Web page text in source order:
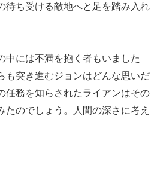
待ち受ける敵地へと足を踏み入れ
中には不満を抱く者もいました
も突き進むジョンはどんな思いだ
任務を知らされたライアンはその
たのでしょう。人間の深さに考え